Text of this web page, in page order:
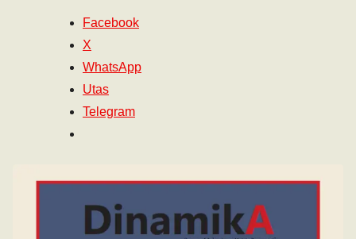
Facebook
X
WhatsApp
Utas
Telegram